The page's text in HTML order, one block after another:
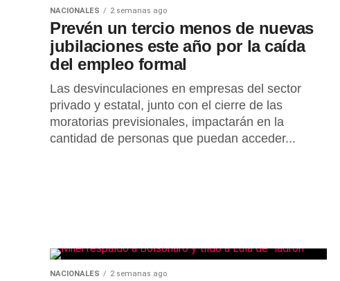
NACIONALES 2 semanas ago
Prevén un tercio menos de nuevas
jubilaciones este año por la caída
del empleo formal
Las desvinculaciones en empresas del sector
privado y estatal, junto con el cierre de las
moratorias previsionales, impactarán en la
cantidad de personas que puedan acceder...
NACIONALES 2 semanas ago